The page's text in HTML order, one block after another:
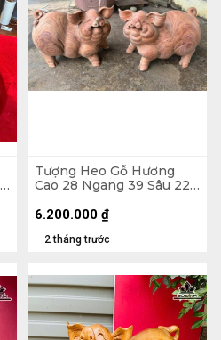
Tượng Heo Gỗ Hương
Cao 28 Ngang 39 Sâu 22
2 tháng trước
6.200.000 ₫